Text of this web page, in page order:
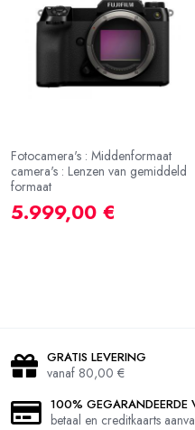
Fotocamera's : Middenformaat
camera's : Lenzen van gemiddeld
formaat
5.999,00 €
GRATIS LEVERING
vanaf 80,00 €
100% GEGARANDEERDE
betaal en creditkaarts